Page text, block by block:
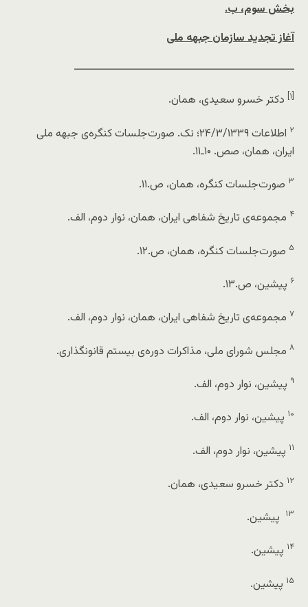
بخش سوم، ب.
آغاز تجدید سازمان جبهه ملی
ــــــــــــــــــــــــــــــــــــــــــــــــــــــــــــــــ
[۱] دکتر خسرو سعیدی، همان.
۲
اطلاعات ۲۴/۳/۱۳۳۹؛ نک. صورت‌جلسات کنگره‌ی جبهه ملی
ایران، همان، صص. ۱۰ـ۱۱.
۳ صورت‌جلسات کنگره، همان، ص.۱۱.
۴ مجموعه‌ی تاریخ شفاهی ایران، همان، نوار دوم، الف.
۵ صورت‌جلسات کنگره، همان، ص.۱۲.
۶ پیشین، ص.۱۳.
۷ مجموعه‌ی تاریخ شفاهی ایران، همان، نوار دوم، الف.
۸ مجلس شورای ملی، مذاکرات دوره‌ی بیستم قانونگذاری.
۹ پیشین، نوار دوم، الف.
۱۰ پیشین، نوار دوم، الف.
۱۱ پیشین، نوار دوم، الف.
۱۲ دکتر خسرو سعیدی، همان.
۱۳ پیشین.
۱۴ پیشین.
۱۵ پیشین.